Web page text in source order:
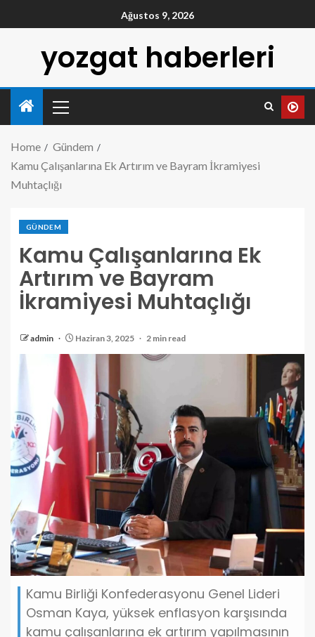
Ağustos 9, 2026
yozgat haberleri
Home
Gündem
Kamu Çalışanlarına Ek Artırım ve Bayram İkramiyesi
Muhtaçlığı
GÜNDEM
Kamu Çalışanlarına Ek
Artırım ve Bayram
İkramiyesi Muhtaçlığı
admin Haziran 3, 2025 2 min read
Kamu Birliği Konfederasyonu Genel Lideri
Osman Kaya, yüksek enflasyon karşısında
kamu çalışanlarına ek artırım yapılmasının